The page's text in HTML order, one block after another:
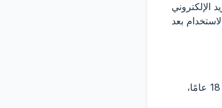
يومًا على الأقل عبر البريد الإلكتروني
بعد
3.1 يجب أن يكون عمرك 18 عامًا أو أكثر لإنشاء حساب أو شراء الخدمات المدفوعة. إذا كان عمرك أقل من 18 عامًا،